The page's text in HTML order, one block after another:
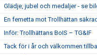
Glädje, jubel och medaljer - se
En femetta mot Trollhättan
Inför: Trollhättans BoIS – TG&IF
Tack för i år och välkommen